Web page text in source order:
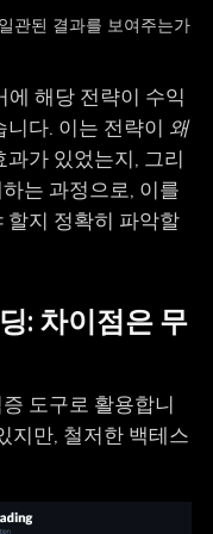
관된 결과를 보여주는가
해당 전략이 수익
다. 이는 전략이 왜
가 있었는지, 그리
는 과정으로, 이를
할지 정확히 파악할
: 차이점은 무
도구로 활용합니
지만, 철저한 백테스